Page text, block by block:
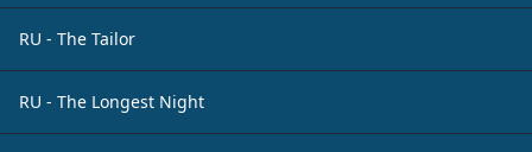
RU - The Tailor
RU - The Longest Night